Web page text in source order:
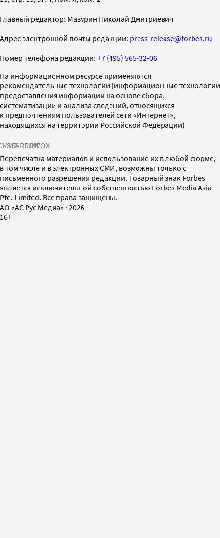
Главный редактор: Мазурин Николай Дмитриевич
Адрес электронной почты редакции: press-release@forbes.ru
Номер телефона редакции: +7 (495) 565-32-06
На информационном ресурсе применяются
рекомендательные технологии (информационные технологии
предоставления информации на основе сбора,
систематизации и анализа сведений, относящихся
к предпочтениям пользователей сети «Интернет»,
находящихся на территории Российской Федерации)
SPARROWINFOX
Перепечатка материалов и использование их в любой форме,
в том числе и в электронных СМИ, возможны только с
письменного разрешения редакции. Товарный знак Forbes
является исключительной собственностью Forbes Media Asia
Pte. Limited. Все права защищены.
AO «АС Рус Медиа» · 2026
16+